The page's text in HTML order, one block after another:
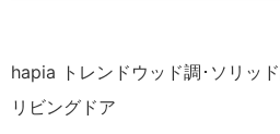
hapia トレンドウッド調･ソリッ
リビングドア